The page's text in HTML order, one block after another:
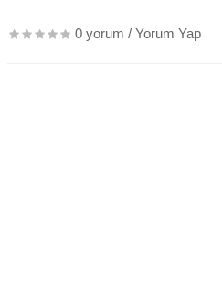
0 yorum / Yorum Yap